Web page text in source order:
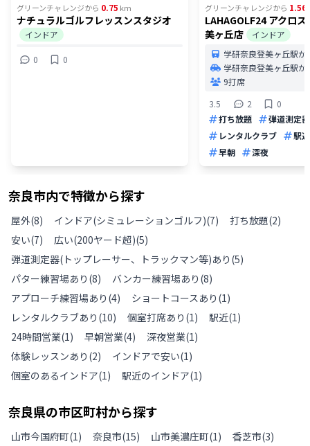
グリーンチャレンジから 0.75 km
ナチュラルゴルフレッスンスタジオ
インドア
0 0
グリーンチャレンジから 1.56
LAHAGOLF24 アクロ
美ヶ丘店
インドア
学研奈良登美ヶ丘駅か
学研奈良登美ヶ丘駅か
9打席
3.5
2
0
打ち放題
弾道測定器
レンタルクラブ
駅近
早朝
深夜
奈良市内で特徴から探す
屋外(8) インドア(シミュレーションゴルフ)(7) 打ち放題(2)
安い(7) 広い(200ヤード超)(5)
弾道測定器(トップレーサー、トラックマン等)あり (5)
パター練習場あり (8) バンカー練習場あり (8)
アプローチ練習場あり (4) ショートコースあり (1)
レンタルクラブあり (10) 個室打席あり (1) 駅近(1)
24時間営業(1) 早朝営業(4) 深夜営業(1)
体験レッスンあり (2) インドアで安い(1)
個室のあるインドア(1) 駅近のインドア(1)
奈良県の市区町村から探す
山市今国府町(1) 奈良市(15) 山市美濃庄町(1) 香芝市(3)